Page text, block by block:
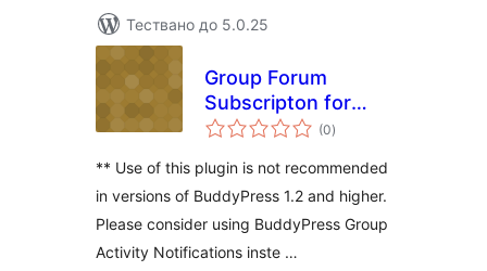
Тествано до 5.0.25
Group Forum
Subscripton for
BuddyPress (0общо
оценки
)
** Use of this plugin is not recommended
in versions of BuddyPress 1.2 and higher.
Please consider using BuddyPress Group
Activity Notifications inste …